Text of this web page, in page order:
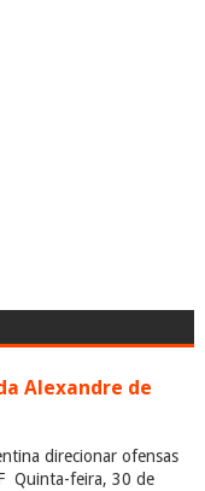
Alexandre de
direcionar ofensas
Quinta-feira, 30 de